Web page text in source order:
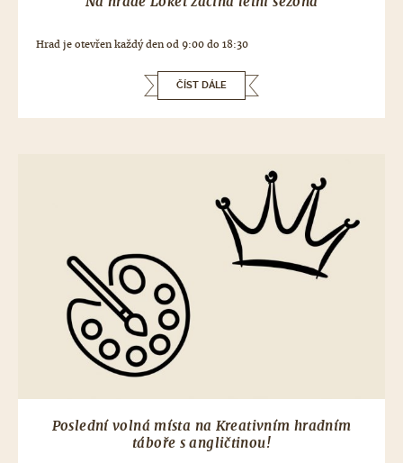
Hrad je otevřen každý den od 9:00 do 18:30
ČÍST DÁLE
Poslední volná místa na Kreativním hradním
táboře s angličtinou!